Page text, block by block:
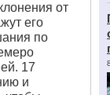
от
его
по
17
и